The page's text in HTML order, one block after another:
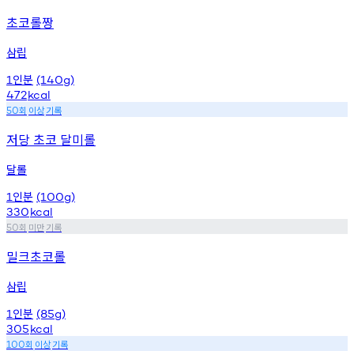
초코롤짱
삼립
1 인분 (140g)
472kcal
50회 이상기록
저당 초코 달미롤
달롤
1 인분 (100g)
330kcal
50회 미만기록
밀크초코롤
삼립
1 인분 (85g)
305kcal
100회 이상기록